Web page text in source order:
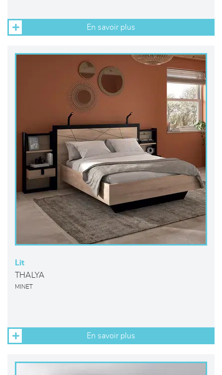
En savoir plus
Lit
THALYA
MINET
En savoir plus